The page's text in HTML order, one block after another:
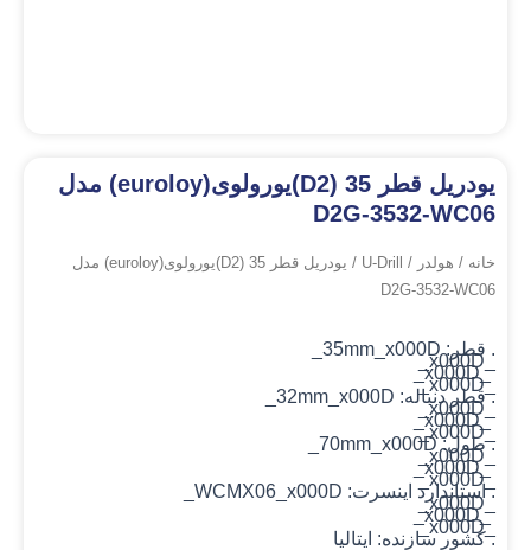
یودریل قطر 35 (D2)یورولوی(euroloy) مدل
D2G-3532-WC06
خانه / هولدر /
U-Drill
/ یودریل قطر 35 (D2)یورولوی(euroloy) مدل
D2G-3532-WC06
. قطر: 35mm _x000D_
_x000D_
_x000D_
_x000D_
.قطر دنباله: 32mm _x000D_
_x000D_
_x000D_
_x000D_
.طول: 70mm _x000D_
_x000D_
_x000D_
_x000D_
.استاندارد اینسرت: WCMX06 _x000D_
_x000D_
_x000D_
_x000D_
.کشور سازنده: ایتالیا